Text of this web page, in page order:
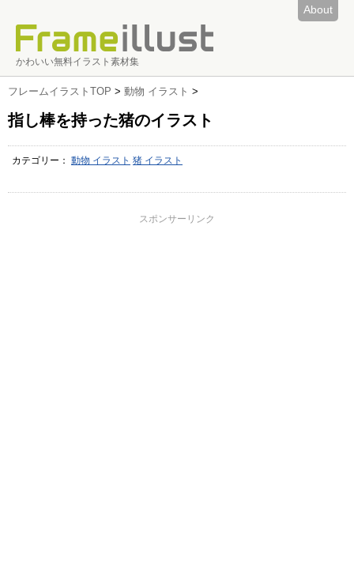
About
かわいい無料イラスト素材集
フレームイラストTOP > 動物 イラスト >
指し棒を持った猪のイラスト
カテゴリー： 動物 イラスト 猪 イラスト
スポンサーリンク